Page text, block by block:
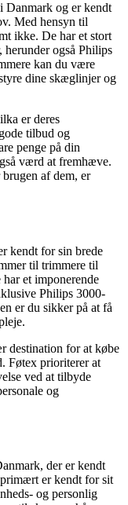
Danmark og er kendt
Med hensyn til
ikke. De har et stort
også Philips
kan du være
dine skæglinjer og
er deres
tilbud og
penge på din
værd at fremhæve.
af dem, er
kendt for sin brede
til trimmere til
et imponerende
Philips 3000-
er du sikker på at få
destination for at købe
Føtex prioriterer at
ved at tilbyde
og
der er kendt
er kendt for sit
og personlig